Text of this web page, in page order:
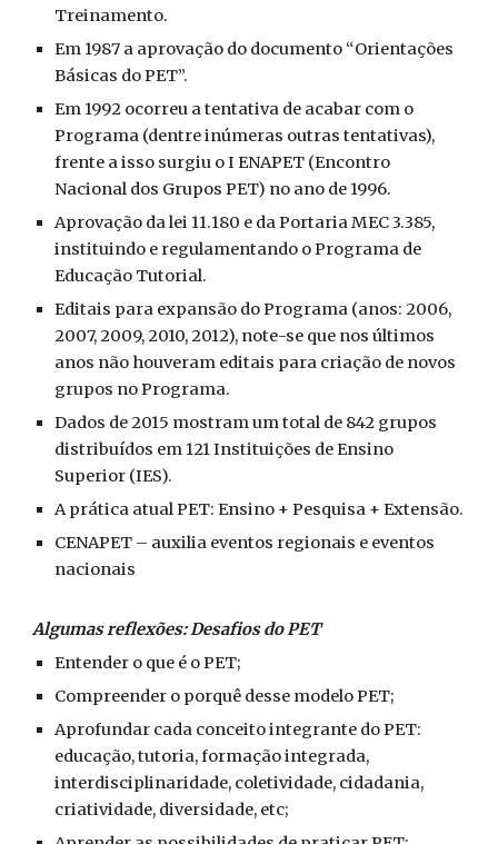
Treinamento.
Em 1987 a aprovação do documento “Orientações
Básicas do PET”.
Em 1992 ocorreu a tentativa de acabar com o
Programa (dentre inúmeras outras tentativas),
frente a isso surgiu o I ENAPET (Encontro
Nacional dos Grupos PET) no ano de 1996.
Aprovação da lei 11.180 e da Portaria MEC 3.385,
instituindo e regulamentando o Programa de
Educação Tutorial.
Editais para expansão do Programa (anos: 2006,
2007, 2009, 2010, 2012), note-se que nos últimos
anos não houveram editais para criação de novos
grupos no Programa.
Dados de 2015 mostram um total de 842 grupos
distribuídos em 121 Instituições de Ensino
Superior (IES).
A prática atual PET: Ensino + Pesquisa + Extensão.
CENAPET – auxilia eventos regionais e eventos
nacionais
Algumas reflexões: Desafios do PET
Entender o que é o PET;
Compreender o porquê desse modelo PET;
Aprofundar cada conceito integrante do PET:
educação, tutoria, formação integrada,
interdisciplinaridade, coletividade, cidadania,
criatividade, diversidade, etc;